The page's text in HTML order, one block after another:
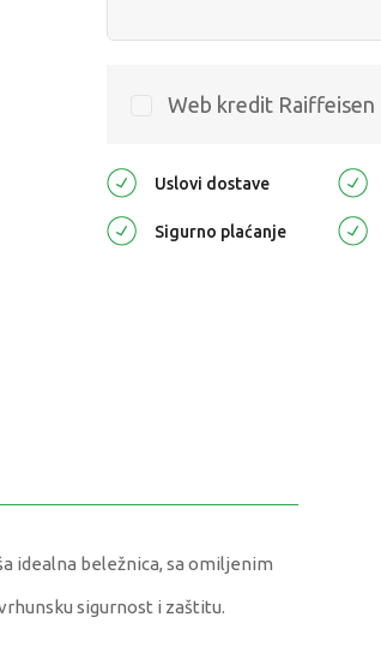
Web kredit Raiffeisen
Uslovi dostave
Sigurno plaćanje
idealna beležnica, sa omiljenim
sigurnost i zaštitu.